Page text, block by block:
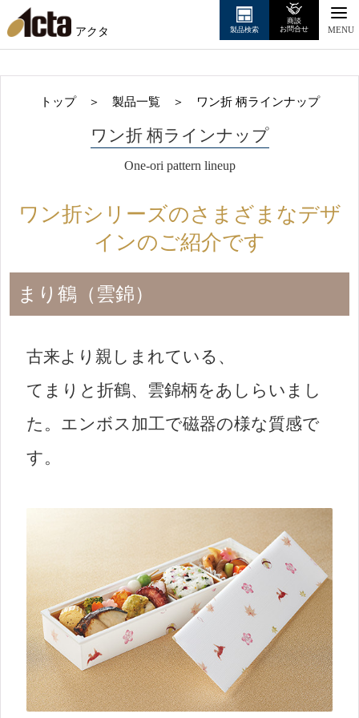
アクタ MENU
製品検索
商談
お問合せ
トップ＞ 製品一覧＞ ワン折 柄ラインナップ
ワン折 柄ラインナップ
One-ori pattern lineup
ワン折シリーズのさまざまなデザ
インのご紹介です
まり鶴（雲錦）
古来より親しまれている、
てまりと折鶴、雲錦柄をあしらいまし
た。エンボス加工で磁器の様な質感で
す。